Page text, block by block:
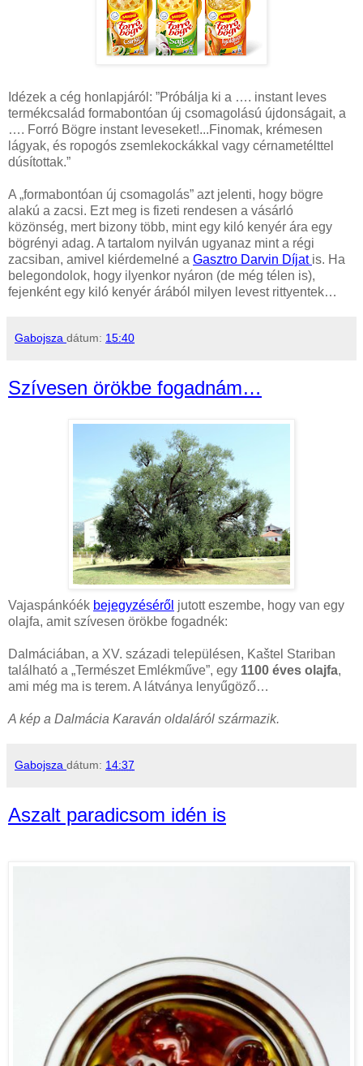
Idézek a cég honlapjáról: ”Próbálja ki a …. instant leves
termékcsalád formabontóan új csomagolású újdonságait, a
…. Forró Bögre instant leveseket!...Finomak, krémesen
lágyak, és ropogós zsemlekockákkal vagy cérnametélttel
dúsítottak.”
A „formabontóan új csomagolás” azt jelenti, hogy bögre
alakú a zacsi. Ezt meg is fizeti rendesen a vásárló
közönség, mert bizony több, mint egy kiló kenyér ára egy
bögrényi adag. A tartalom nyilván ugyanaz mint a régi
zacsiban, amivel kiérdemelné a Gasztro Darvin Díjat is. Ha
belegondolok, hogy ilyenkor nyáron (de még télen is),
fejenként egy kiló kenyér árából milyen levest rittyentek…
Gabojsza dátum: 15:40
Szívesen örökbe fogadnám…
Vajaspánkóék bejegyzéséről jutott eszembe, hogy van egy
olajfa, amit szívesen örökbe fogadnék:
Dalmáciában, a XV. századi településen, Kaštel Stariban
található a „Természet Emlékműve”, egy 1100 éves olajfa,
ami még ma is terem. A látványa lenyűgöző…
A kép a Dalmácia Karaván oldaláról származik.
Gabojsza dátum: 14:37
Aszalt paradicsom idén is